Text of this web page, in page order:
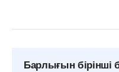
Барлығын бірінші